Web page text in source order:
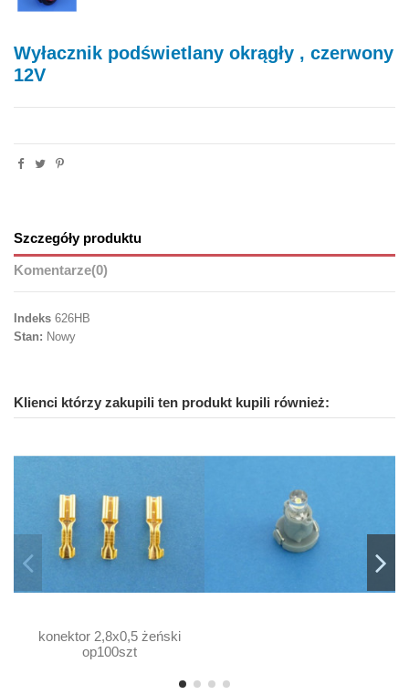
Wyłacznik podświetlany okrągły , czerwony
12V
Szczegóły produktu
Komentarze(0)
Indeks 626HB
Stan: Nowy
Klienci którzy zakupili ten produkt kupili również:
konektor 2,8x0,5 żeński
op100szt